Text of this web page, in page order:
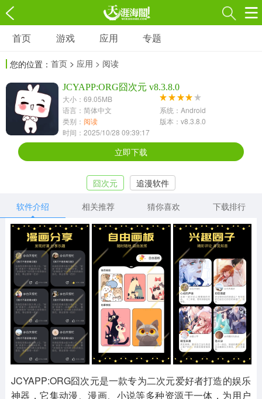
游戏
3697款应用
1597款应用
休闲益智
13387款应用
2196款应用
冒险解谜
418款应用
音乐舞蹈
269款应用
2716款应用
515款应用
其他
1654款应用
游戏助手
515款应用
MOD游戏
1056款应用
首页 游戏 应用 专题
您的位置： 首页 > 应用 > 阅读
JCYAPP:ORG囧次元 v8.3.8.0
大小：69.05MB
语言：简体中文
系统：Android
类别： 阅读
版本：v8.3.8.0
时间：2025/10/28 09:39:17
立即下载
囧次元
追漫软件
软件介绍
相关推荐 猜你喜欢 下载排行
JCYAPP:ORG囧次元是一款专为二次元爱好者打造的娱乐
神器，它集动漫、漫画、小说等多种资源于一体，为用户